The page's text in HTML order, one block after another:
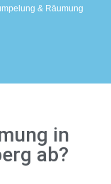
& Räumung
in
ab?